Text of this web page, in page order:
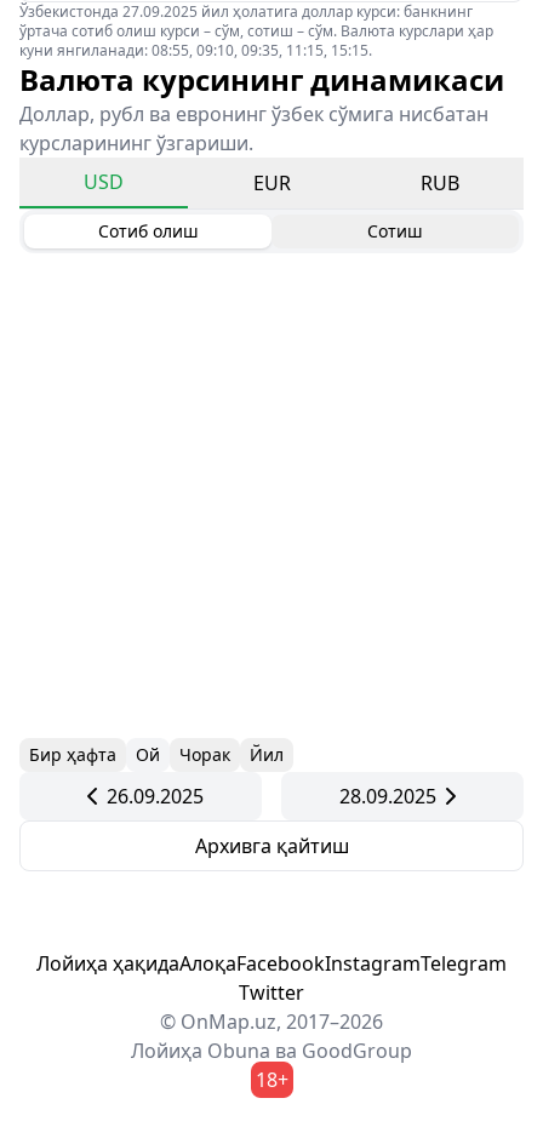
Ўзбекистонда 27.09.2025 йил ҳолатига доллар курси: банкнинг
ўртача сотиб олиш курси – сўм, сотиш – сўм. Валюта курслари ҳар
куни янгиланади: 08:55, 09:10, 09:35, 11:15, 15:15.
Валюта курсининг динамикаси
Доллар, рубл ва евронинг ўзбек сўмига нисбатан
курсларининг ўзгариши.
USD
EUR RUB
Сотиб олиш Сотиш
Бир ҳафта Ой Чорак Йил
26.09.2025
28.09.2025
Архивга қайтиш
Лойиҳа ҳақидаАлоқаFacebookInstagramTelegram
Twitter
© OnMap.uz, 2017–2026
Лойиҳа Obuna ва GoodGroup
18+